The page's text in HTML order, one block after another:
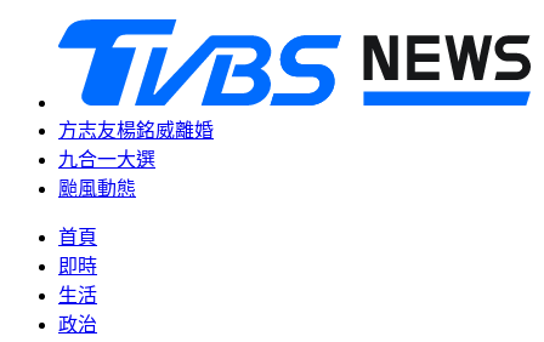
方志友楊銘威離婚
九合一大選
颱風動態
首頁
即時
生活
政治